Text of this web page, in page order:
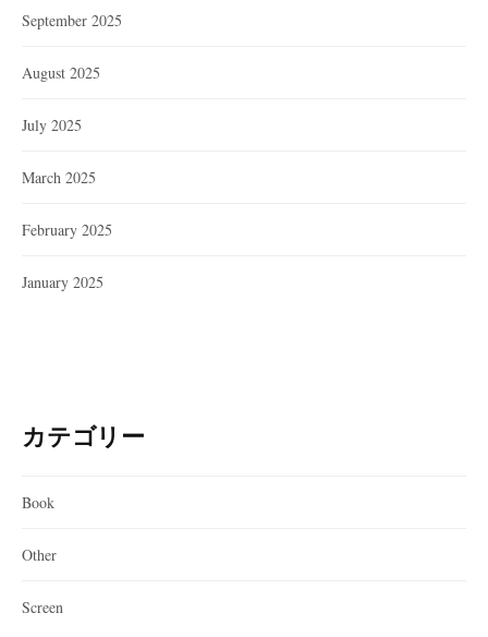
September 2025
August 2025
July 2025
March 2025
February 2025
January 2025
カテゴリー
Book
Other
Screen